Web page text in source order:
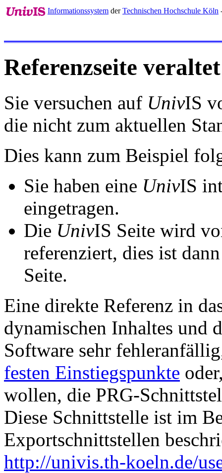
Informationssystem derTechnischen Hochschule Köln
Referenzseite veraltet
Sie versuchen auf UnivIS
die nicht zum aktuellen
Dies kann zum Beispiel
Sie haben eine UnivIS
eingetragen.
Die UnivIS Seite wird
referenziert, dies ist
Seite.
Eine direkte Referenz in
dynamischen Inhaltes und
Software sehr
festen Einstiegspunkte
wollen, die PRG-
Diese Schnittstelle ist im
Exportschnittstellen
http://univis.th-koeln.de/